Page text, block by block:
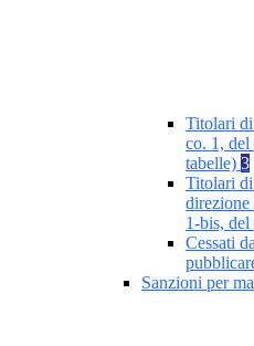
Titolari
co. 1, del
tabelle) 3
Titolari
1-bis,
Cessati
Sanzioni per